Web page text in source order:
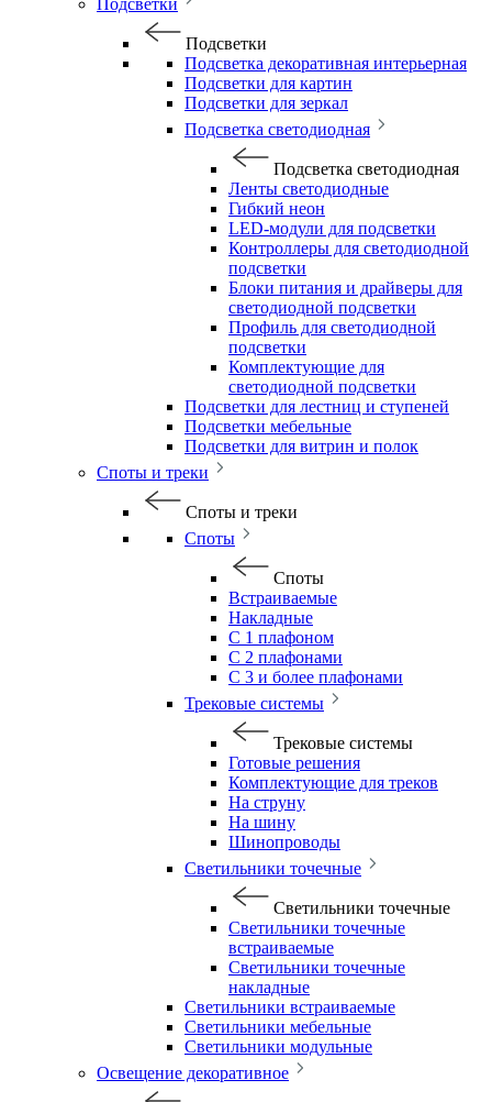
Подсветки
Подсветки
Подсветка декоративная интерьерная
Подсветки для картин
Подсветки для зеркал
Подсветка светодиодная
Подсветка светодиодная
Ленты светодиодные
Гибкий неон
LED-модули для подсветки
Контроллеры для светодиодной
подсветки
Блоки питания и драйверы для
светодиодной подсветки
Профиль для светодиодной
подсветки
Комплектующие для
светодиодной подсветки
Подсветки для лестниц и ступеней
Подсветки мебельные
Подсветки для витрин и полок
Споты и треки
Споты и треки
Споты
Споты
Встраиваемые
Накладные
С 1 плафоном
С 2 плафонами
С 3 и более плафонами
Трековые системы
Трековые системы
Готовые решения
Комплектующие для треков
На струну
На шину
Шинопроводы
Светильники точечные
Светильники точечные
Светильники точечные
встраиваемые
Светильники точечные
накладные
Светильники встраиваемые
Светильники мебельные
Светильники модульные
Освещение декоративное